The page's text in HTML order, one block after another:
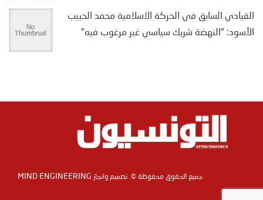
القيادي السابق في الحركة الاسلامية محمد الحبيب
الأسود: "النهضة شريك سياسي غير مرغوب فيه"
جميع الحقوق محفوظة ©. تصميم وانجاز MIND ENGINEERING